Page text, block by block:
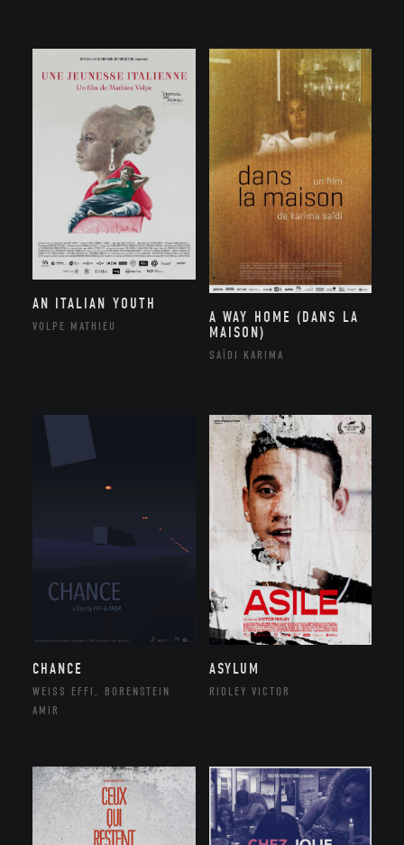
AN ITALIAN YOUTH
VOLPE MATHIEU
A WAY HOME (DANS LA
MAISON)
SAÏDI KARIMA
CHANCE
WEISS EFFI, BORENSTEIN
AMIR
ASYLUM
RIDLEY VICTOR